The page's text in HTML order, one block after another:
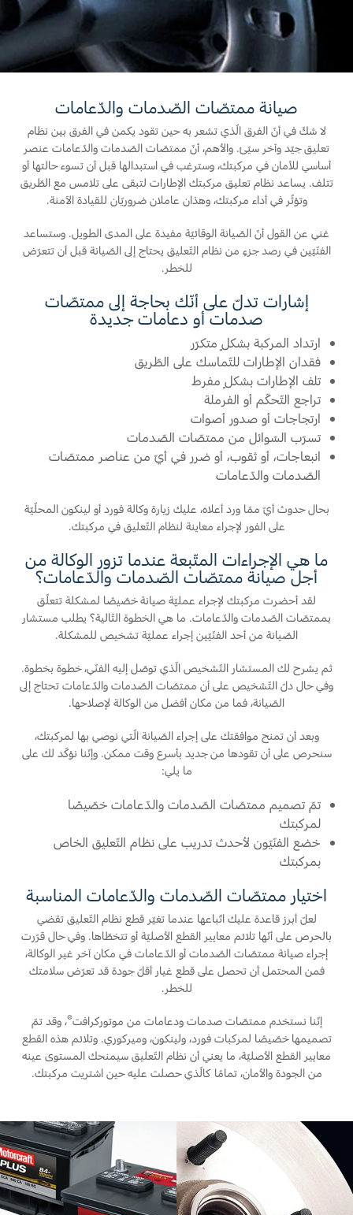
البحرين
الكويت
لبنان
سلطنة
عمان
‫المملكة
العربية
السعودية‬
الامارات
العربية
المتحدة
طلب سعر
إضافات
فورد بروتكت
خطة الخدمات الممتدة
خطة الخدمات الممتدة
إصلاح أضرار الحوادث
القسائم والخصومات الخاصة بالصيانة
الإطارات
خدمات فورد
خدمة المحرك
خدمة الفرامل
خدمة البطارية
الضمان والتأمين
Ford Protect لمحة عامة عن
باقة الصيانة الفائقة
باقة الخدمة
باقة العناية الفائقة
أجزاء
قطع غيار فورد الأصلية
قطع مقلدة
الأسئلة الشائعة
صيانة ممتصّات الصّدمات والدّعامات
لا شكّ في أنّ الفرق الّذي تشعر به حين تقود يكمن في الفرق بين نظام
تعليق جيّد وآخر سيّئ. والأهم، أنّ ممتصّات الصّدمات والدّعامات عنصر
أساسي للأمان في مركبتك، وسترغب في استبدالها قبل أن تسوء حالتها أو
تتلف. يساعد نظام تعليق مركبتك الإطارات لتبقى على تلامس مع الطّريق
وتؤثّر في أداء مركبتك، وهذان عاملان ضروريّان للقيادة الآمنة.
غني عن القول أنّ الصّيانة الوقائيّة مفيدة على المدى الطويل. وستساعد
الفنّيّين في رصد جزءٍ من نظام التّعليق يحتاج إلى الصّيانة قبل أن تتعرّض
للخطر.
إشارات تدلّ على أنّك بحاجة إلى ممتصّات
صدمات أو دعامات جديدة
ارتداد المركبة بشكلٍ متكرّر
فقدان الإطارات للتّماسك على الطّريق
تلف الإطارات بشكلٍ مفرط
تراجع التّحكّم أو الفرملة
ارتجاجات أو صدور أصوات
تسرّب السّوائل من ممتصّات الصّدمات
انبعاجات، أو ثقوب، أو ضرر في أيّ من عناصر ممتصّات
الصّدمات والدّعامات
بحال حدوث أيّ ممّا ورد أعلاه، عليك زيارة وكالة فورد أو لينكون المحلّيّة
على الفور لإجراء معاينة لنظام التّعليق في مركبتك.
ما هي الإجراءات المتّبعة عندما تزور الوكالة من
أجل صيانة ممتصّات الصّدمات والدّعامات؟
لقد أحضرت مركبتك لإجراء عمليّة صيانة خصّيصًا لمشكلة تتعلّق
بممتصّات الصّدمات والدّعامات. ما هي الخطوة التّالية؟ يطلب مستشار
الصّيانة من أحد الفنّيّين إجراء عمليّة تشخيص للمشكلة.
ثم يشرح لك المستشار التّشخيص الّذي توصّل إليه الفنّي، خطوة بخطوة.
وفي حال دلّ التّشخيص على أن ممتصّات الصّدمات والدّعامات تحتاج إلى
الصّيانة، فما من مكان أفضل من الوكالة لإصلاحها.
وبعد أن تمنح موافقتك على إجراء الصّيانة الّتي نوصي بها لمركبتك،
سنحرص على أن تقودها من جديد بأسرع وقت ممكن. وإنّنا نؤكّد لك على
ما يلي:
تمّ تصميم ممتصّات الصّدمات والدّعامات خصّيصًا
لمركبتك
خضع الفنّيّون لأحدث تدريب على نظام التّعليق الخاص
بمركبتك
اختيار ممتصّات الصّدمات والدّعامات المناسبة
لعلّ أبرز قاعدة عليك اتّباعها عندما تغيّر قطع نظام التّعليق تقضي
بالحرص على أنّها تلائم معايير القطع الأصليّة أو تتخطّاها. وفي حال قرّرت
إجراء صيانة ممتصّات الصّدمات أو الدّعامات في مكان آخر غير الوكالة،
فمن المحتمل أن تحصل على قطع غيار أقلّ جودة قد تعرّض سلامتك
للخطر.
إنّنا نستخدم ممتصّات صدمات ودعامات من موتوركرافت®، وقد تمّ
تصميمها خصّيصًا لمركبات فورد، ولينكون، وميركوري. وتلائم هذه القطع
معايير القطع الأصليّة، ما يعني أن نظام التّعليق سيمنحك المستوى عينه
من الجودة والأمان، تمامًا كالّذي حصلت عليه حين اشتريت مركبتك.